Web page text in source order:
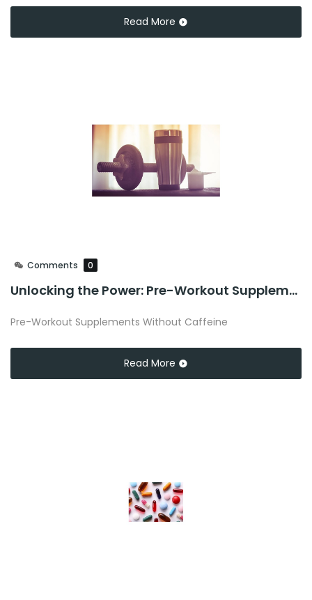
Read More
Comments 0
Unlocking the Power: Pre-Workout Supplements Without Caffeine
Pre-Workout Supplements Without Caffeine
Read More